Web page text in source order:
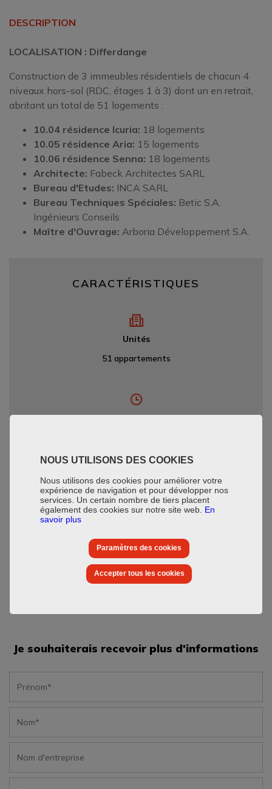
DESCRIPTION
LOCALISATION : Differdange
Construction de 3 immeubles résidentiels de chacun 4
niveaux hors-sol (RDC, étages 1 à 3) dont un en retrait,
abritant un total de 51 logements :
10.04 résidence Icuria: 18 logements
10.05 résidence Aria: 15 logements
10.06 résidence Senna: 18 logements
Architecte: Fabeck Architectes SARL
Bureau d'Etudes: INCA SARL
Bureau Techniques Spéciales: Betic S.A.
Ingénieurs Conseils
Maître d'Ouvrage: Arboria Développement S.A.
CARACTÉRISTIQUES
Unités
51 appartements
Durée des travaux
Date de livraison
Octobre 2021
Je souhaiterais recevoir plus d'informations
NOUS UTILISONS DES COOKIES
Nous utilisons des cookies pour améliorer votre
expérience de navigation et pour développer nos
services. Un certain nombre de tiers placent
également des cookies sur notre site web. En
savoir plus
Paramètres des cookies
Accepter tous les cookies